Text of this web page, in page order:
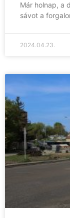
Már holnap, a
sávot a
2024.04.23.